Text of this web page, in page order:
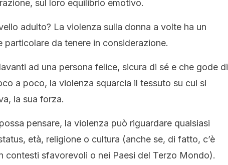
sul loro equilibrio emotivo.
adulto? La violenza sulla donna a volte ha un
particolare da tenere in considerazione.
ad una persona felice, sicura di sé e che gode di
a poco, la violenza squarcia il tessuto su cui si
la sua forza.
pensare, la violenza può riguardare qualsiasi
età, religione o cultura (anche se, di fatto, c’è
contesti sfavorevoli o nei Paesi del Terzo Mondo).